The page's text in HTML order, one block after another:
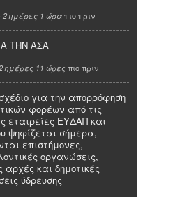
2 ημέρες 1 ώρα πιο πριν
ΤΗΝ ΑΣΑ
ημέρες 11 ώρεςπιο πριν
για την απορρόφηση
φορέων από τις
εταιρείες ΕΥΔΑΠ και
ψηφίζεται σήμερα,
επιστήμονες,
οργανώσεις,
αρχές και δημοτικές
ύδρευσης